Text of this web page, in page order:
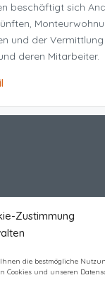
Zustimmung
die bestmögliche
Cookies und unseren
beschäftigt sich
und der
deren Mitarbeiter.